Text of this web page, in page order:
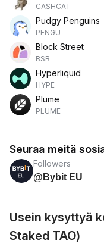
CASHCAT
Pudgy Penguins
PENGU
Block Street
BSB
Hyperliquid
HYPE
Plume
PLUME
Seuraa meitä
Followers
@Bybit EU
Usein kysyttyä
Staked TAO)